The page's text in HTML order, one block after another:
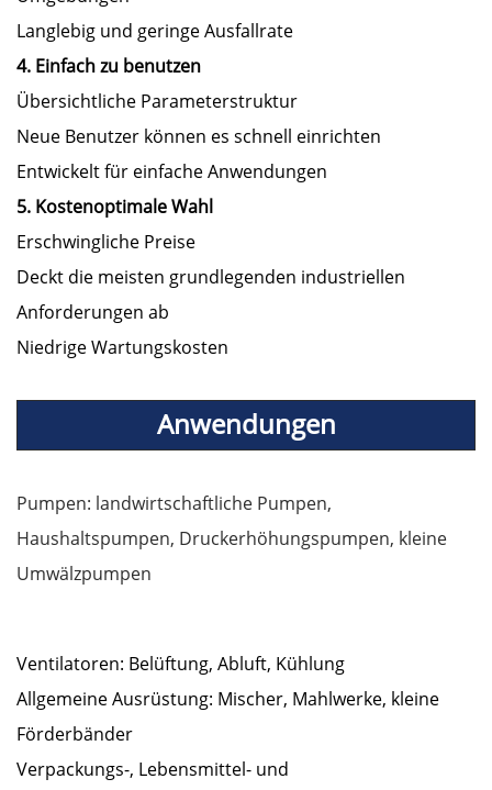
Langlebig und geringe Ausfallrate
4. Einfach zu benutzen
Übersichtliche Parameterstruktur
Neue Benutzer können es schnell einrichten
Entwickelt für einfache Anwendungen
5. Kostenoptimale Wahl
Erschwingliche Preise
Deckt die meisten grundlegenden industriellen
Anforderungen ab
Niedrige Wartungskosten
Anwendungen
Pumpen: landwirtschaftliche Pumpen,
Haushaltspumpen, Druckerhöhungspumpen, kleine
Umwälzpumpen
Ventilatoren: Belüftung, Abluft, Kühlung
Allgemeine Ausrüstung: Mischer, Mahlwerke, kleine
Förderbänder
Verpackungs-, Lebensmittel- und